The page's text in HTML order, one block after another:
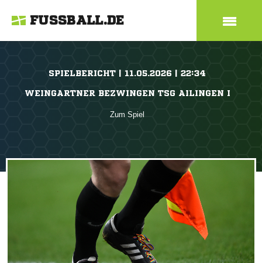
FUSSBALL.DE
SPIELBERICHT | 11.05.2026 | 22:34
WEINGARTNER BEZWINGEN TSG AILINGEN I
Zum Spiel